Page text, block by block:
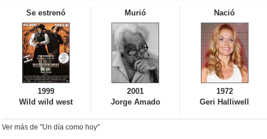
Se estrenó
1999
Wild wild west
Murió
2001
Jorge Amado
Nació
1972
Geri Halliwell
Ver más de "Un día como hoy"